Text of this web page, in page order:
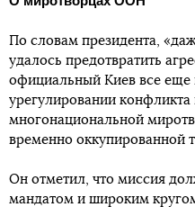
По словам президента,
удалось предотвратить
официальный Киев все
урегулировании конфликта
многонациональной
временно оккупированной
Он отметил, что миссия
мандатом и широким